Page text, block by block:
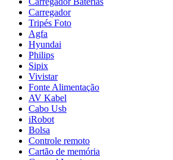
Carregador
Tripés Foto
Agfa
Hyundai
Philips
Sipix
Vivistar
Fonte Alimentação
AV Kabel
Cabo Usb
iRobot
Bolsa
Controle remoto
Cartão de memória